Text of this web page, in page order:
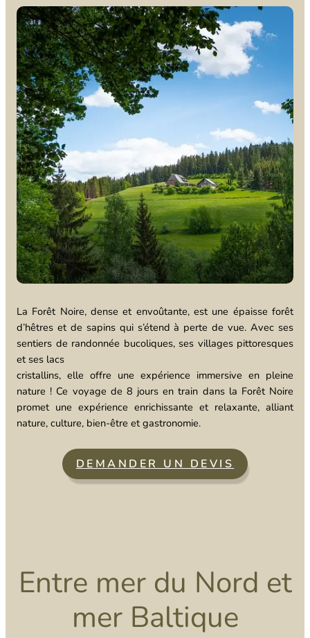
La Forêt Noire, dense et envoûtante, est une épaisse forêt
d’hêtres et de sapins qui s’étend à perte de vue. Avec ses
sentiers de randonnée bucoliques, ses villages pittoresques
et ses lacs
cristallins, elle offre une expérience immersive en pleine
nature ! Ce voyage de 8 jours en train dans la Forêt Noire
promet une expérience enrichissante et relaxante, alliant
nature, culture, bien-être et gastronomie.
DEMANDER UN DEVIS
Entre mer du Nord et
mer Baltique